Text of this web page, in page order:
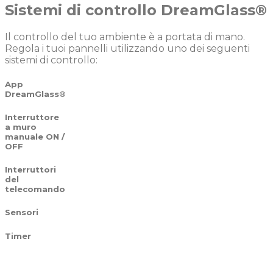
Sistemi di controllo DreamGlass®
Il controllo del tuo ambiente è a portata di mano.
Regola i tuoi pannelli utilizzando uno dei seguenti
sistemi di controllo:
App
DreamGlass®
Interruttore
a muro
manuale ON /
OFF
Interruttori
del
telecomando
Sensori
Timer